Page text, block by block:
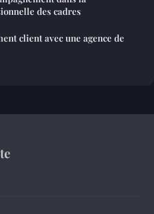
des cadres
client avec une agence de